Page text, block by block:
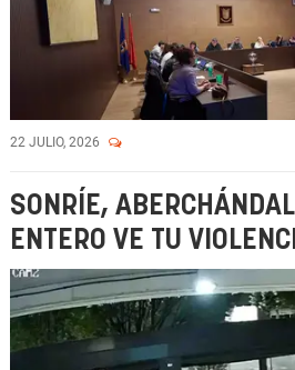
22 JULIO, 2026
SONRÍE,
ENTERO VE TU